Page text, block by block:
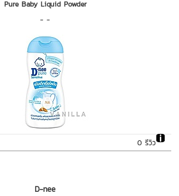
Pure Baby Liquid Powder
- -
0 รีวิว
D-nee